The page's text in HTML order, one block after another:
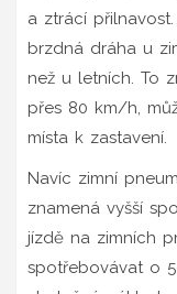
a ztrácí
brzdná dráha u
než u letních. To
přes 80 km/h,
místa k zastavení.
Navíc zimní
znamená vyšší
jízdě na zimních
spotřebovávat o